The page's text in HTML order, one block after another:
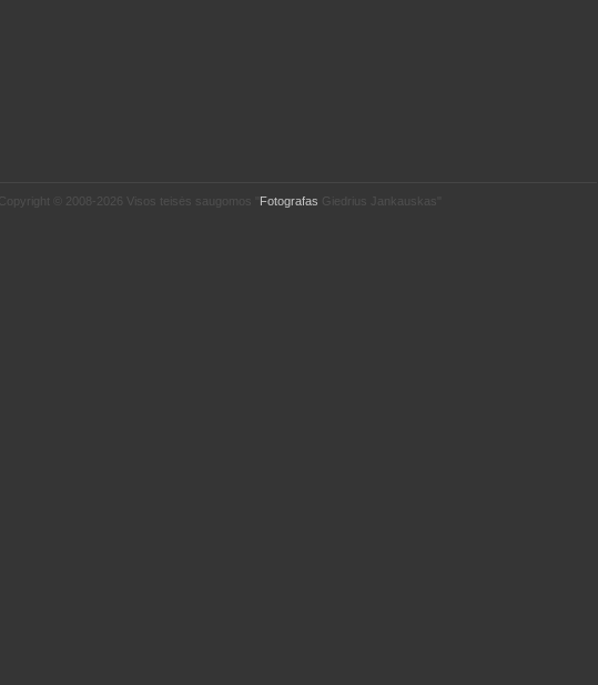
Copyright © 2008-2026 Visos teisės saugomos " Fotografas Giedrius Jankauskas"